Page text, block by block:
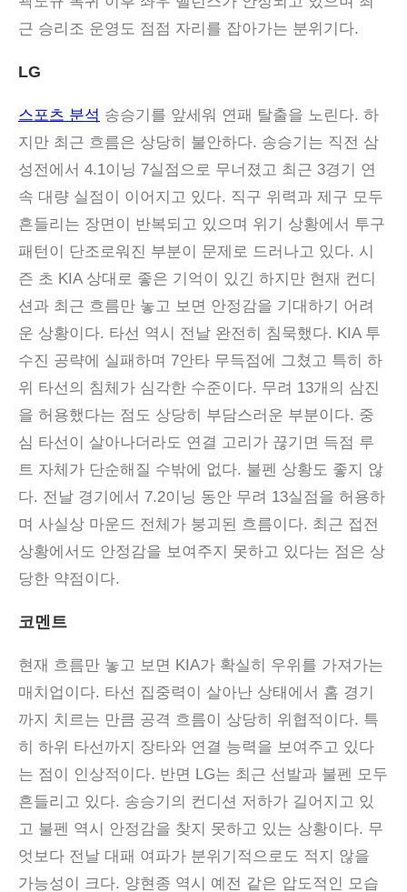
근 승리조 운영도 점점 자리를 잡아가는 분위기다.
LG
스포츠 분석 송승기를 앞세워 연패 탈출을 노린다. 하
지만 최근 흐름은 상당히 불안하다. 송승기는 직전 삼
성전에서 4.1이닝 7실점으로 무너졌고 최근 3경기 연
속 대량 실점이 이어지고 있다. 직구 위력과 제구 모두
흔들리는 장면이 반복되고 있으며 위기 상황에서 투구
패턴이 단조로워진 부분이 문제로 드러나고 있다. 시
즌 초 KIA 상대로 좋은 기억이 있긴 하지만 현재 컨디
션과 최근 흐름만 놓고 보면 안정감을 기대하기 어려
운 상황이다. 타선 역시 전날 완전히 침묵했다. KIA 투
수진 공략에 실패하며 7안타 무득점에 그쳤고 특히 하
위 타선의 침체가 심각한 수준이다. 무려 13개의 삼진
을 허용했다는 점도 상당히 부담스러운 부분이다. 중
심 타선이 살아나더라도 연결 고리가 끊기면 득점 루
트 자체가 단순해질 수밖에 없다. 불펜 상황도 좋지 않
다. 전날 경기에서 7.2이닝 동안 무려 13실점을 허용하
며 사실상 마운드 전체가 붕괴된 흐름이다. 최근 접전
상황에서도 안정감을 보여주지 못하고 있다는 점은 상
당한 약점이다.
코멘트
현재 흐름만 놓고 보면 KIA가 확실히 우위를 가져가는
매치업이다. 타선 집중력이 살아난 상태에서 홈 경기
까지 치르는 만큼 공격 흐름이 상당히 위협적이다. 특
히 하위 타선까지 장타와 연결 능력을 보여주고 있다
는 점이 인상적이다. 반면 LG는 최근 선발과 불펜 모두
흔들리고 있다. 송승기의 컨디션 저하가 길어지고 있
고 불펜 역시 안정감을 찾지 못하고 있는 상황이다. 무
엇보다 전날 대패 여파가 분위기적으로도 적지 않을
가능성이 크다. 양현종 역시 예전 같은 압도적인 모습